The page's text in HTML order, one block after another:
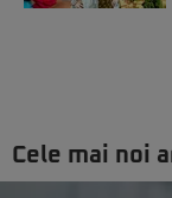
Cele mai noi